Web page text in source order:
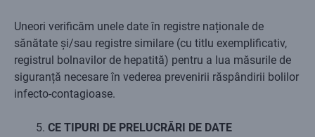
Uneori verificăm unele date în registre naționale de
sănătate și/sau registre similare (cu titlu exemplificativ,
registrul bolnavilor de hepatită) pentru a lua măsurile de
siguranță necesare în vederea prevenirii răspândirii bolilor
infecto-contagioase.
CE TIPURI DE PRELUCRĂRI DE DATE